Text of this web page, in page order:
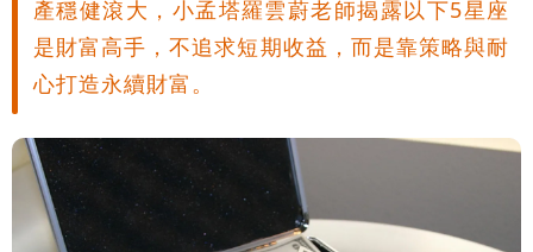
產穩健滾大，小孟塔羅雲蔚老師揭露以下5星座
是財富高手，不追求短期收益，而是靠策略與耐
心打造永續財富。